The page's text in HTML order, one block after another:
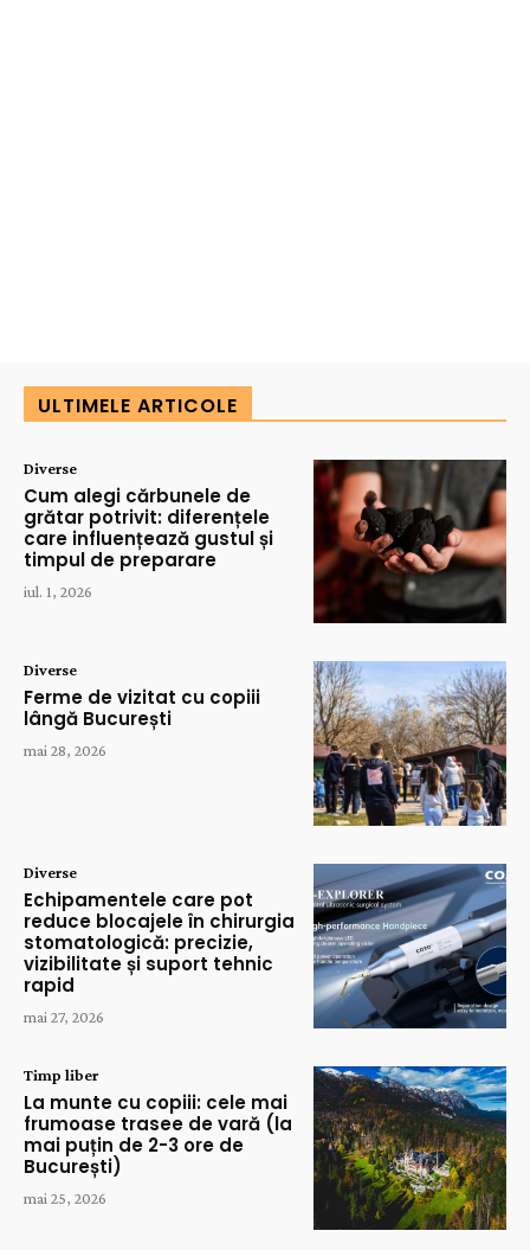
ULTIMELE ARTICOLE
Diverse
Cum alegi cărbunele de
grătar potrivit: diferențele
care influențează gustul și
timpul de preparare
iul. 1, 2026
Diverse
Ferme de vizitat cu copiii
lângă București
mai 28, 2026
Diverse
Echipamentele care pot
reduce blocajele în chirurgia
stomatologică: precizie,
vizibilitate și suport tehnic
rapid
mai 27, 2026
Timp liber
La munte cu copiii: cele mai
frumoase trasee de vară (la
mai puțin de 2-3 ore de
București)
mai 25, 2026